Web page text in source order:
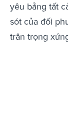
yêu bằng tất
sót của đối
trân trọng